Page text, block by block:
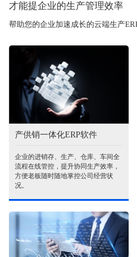
才能提企业的生产管理效率
帮助您的企业加速成长的云端生产
产供销一体化ERP软件
企业的进销存、生产、仓库、车间全
流程在线管控，提升协同生产效率，
方便老板随时随地掌控公司经营状
况。